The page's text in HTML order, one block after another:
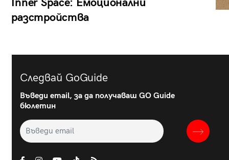
Inner Space: Емоционални
разстройства
Следвай GoGuide
Въведи email, за да получаваш GO Guide
бюлетин